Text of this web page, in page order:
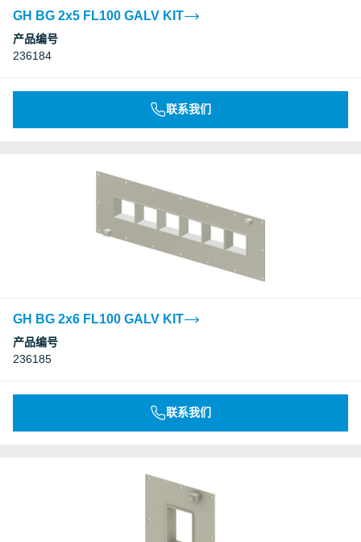
GH BG 2x5 FL100 GALV KIT
产品编号
236184
联系我们
GH BG 2x6 FL100 GALV KIT
产品编号
236185
联系我们